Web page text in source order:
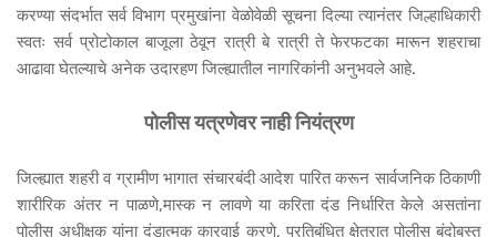
करण्या संदर्भात सर्व विभाग प्रमुखांना वेळोवेळी सूचना दिल्या त्यानंतर जिल्हाधिकारी
स्वतः सर्व प्रोटोकाल बाजूला ठेवून रात्री बे रात्री ते फेरफटका मारून शहराचा
आढावा घेतल्याचे अनेक उदारहण जिल्ह्यातील नागरिकांनी अनुभवले आहे.
पोलीस यत्रणेवर नाही नियंत्रण
जिल्ह्यात शहरी व ग्रामीण भागात संचारबंदी आदेश पारित करून सार्वजनिक ठिकाणी
शारीरिक अंतर न पाळणे,मास्क न लावणे या करिता दंड निर्धारित केले असतांना
पोलीस अधीक्षक यांना दंडात्मक कारवाई करणे, प्रतिबंधित क्षेत्रात पोलीस बंदोबस्त